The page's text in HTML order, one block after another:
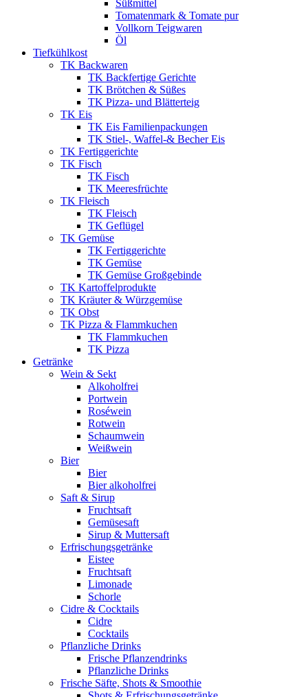
Süßmittel
Tomatenmark & Tomate pur
Vollkorn Teigwaren
Öl
Tiefkühlkost
TK Backwaren
TK Backfertige Gerichte
TK Brötchen & Süßes
TK Pizza- und Blätterteig
TK Eis
TK Eis Familienpackungen
TK Stiel-, Waffel-& Becher Eis
TK Fertiggerichte
TK Fisch
TK Fisch
TK Meeresfrüchte
TK Fleisch
TK Fleisch
TK Geflügel
TK Gemüse
TK Fertiggerichte
TK Gemüse
TK Gemüse Großgebinde
TK Kartoffelprodukte
TK Kräuter & Würzgemüse
TK Obst
TK Pizza & Flammkuchen
TK Flammkuchen
TK Pizza
Getränke
Wein & Sekt
Alkoholfrei
Portwein
Roséwein
Rotwein
Schaumwein
Weißwein
Bier
Bier
Bier alkoholfrei
Saft & Sirup
Fruchtsaft
Gemüsesaft
Sirup & Muttersaft
Erfrischungsgetränke
Eistee
Fruchtsaft
Limonade
Schorle
Cidre & Cocktails
Cidre
Cocktails
Pflanzliche Drinks
Frische Pflanzendrinks
Pflanzliche Drinks
Frische Säfte, Shots & Smoothie